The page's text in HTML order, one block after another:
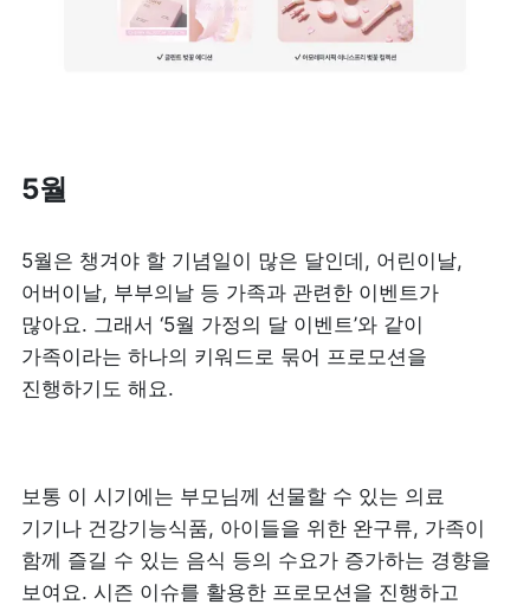
5월
5월은 챙겨야 할 기념일이 많은 달인데, 어린이날,
어버이날, 부부의날 등 가족과 관련한 이벤트가
많아요. 그래서 ‘5월 가정의 달 이벤트’와 같이
가족이라는 하나의 키워드로 묶어 프로모션을
진행하기도 해요.
보통 이 시기에는 부모님께 선물할 수 있는 의료
기기나 건강기능식품, 아이들을 위한 완구류, 가족이
함께 즐길 수 있는 음식 등의 수요가 증가하는 경향을
보여요. 시즌 이슈를 활용한 프로모션을 진행하고